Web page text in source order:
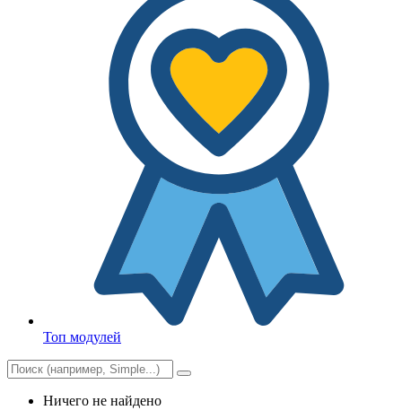
Топ модулей
Ничего не найдено